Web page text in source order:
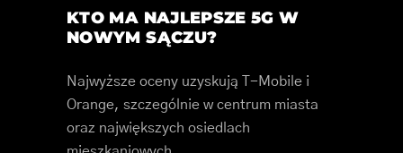
KTO MA NAJLEPSZE 5G W
NOWYM SĄCZU?
Najwyższe oceny uzyskują T-Mobile i
Orange, szczególnie w centrum miasta
oraz największych osiedlach